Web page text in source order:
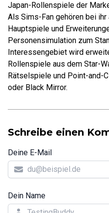
Japan-Rollenspiele der
Als Sims-Fan gehören bei ihr
Hauptspiele und
Personensimulation zum
Interessengebiet wird
Rollenspiele aus dem Star-
Rätselspiele und Point-and-
oder Black Mirror.
Schreibe einen
Deine E-Mail
Dein Name